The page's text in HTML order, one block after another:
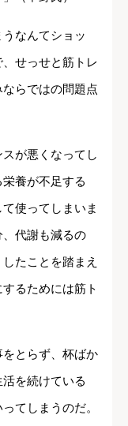
なんてショッ
せっせと筋トレ
らではの問題点
スが悪くなってし
養が不足する
使ってしまいま
代謝も減るの
たことを踏まえ
るためには筋ト
とらず、杯ばか
を続けている
てしまうのだ。